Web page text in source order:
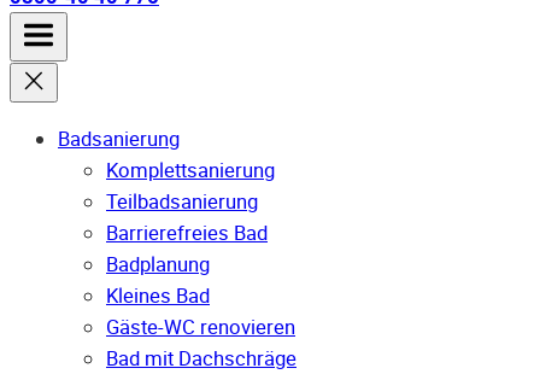
Badsanierung
Komplettsanierung
Teilbadsanierung
Barrierefreies Bad
Badplanung
Kleines Bad
Gäste-WC renovieren
Bad mit Dachschräge